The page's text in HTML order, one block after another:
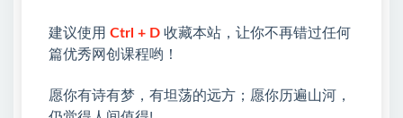
（19776期）外面卖188的抖音AI伪记录片
内容
建议使用 Ctrl + D 收藏本站，让你不再错过任何
篇优秀网创课程哟！
愿你有诗有梦，有坦荡的远方；愿你历遍山河，